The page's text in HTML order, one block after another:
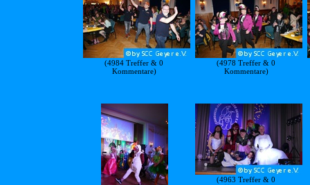
(4984 Treffer & 0
Kommentare)
(4978 Treffer & 0
Kommentare)
(4963 Treffer & 0